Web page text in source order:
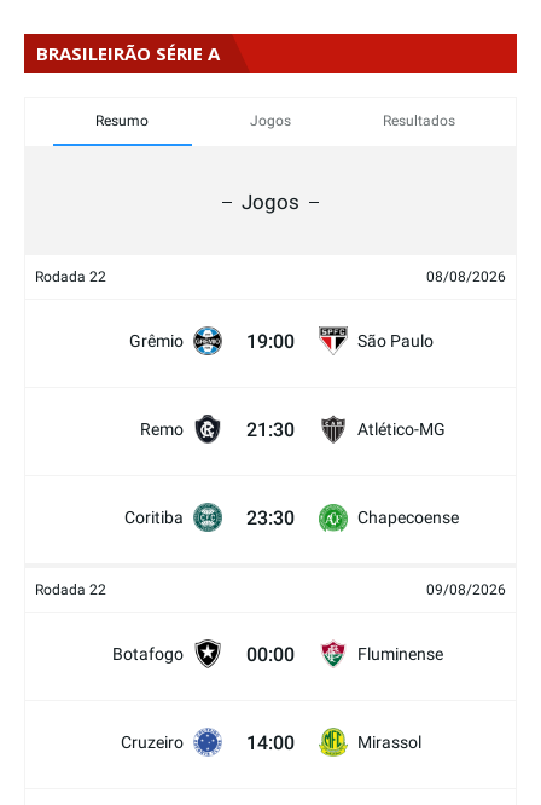
BRASILEIRÃO SÉRIE A
Resumo Jogos Resultados
Jogos
Rodada 22 08/08/2026
Grêmio 19:00 São Paulo
Remo 21:30 Atlético-MG
Coritiba 23:30 Chapecoense
Rodada 22 09/08/2026
Botafogo 00:00 Fluminense
Cruzeiro 14:00 Mirassol